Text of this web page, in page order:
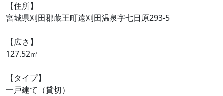
【住所】
宮城県刈田郡蔵王町遠刈田温泉字七日原293-5
【広さ】
127.52㎡
【タイプ】
一戸建て（貸切）